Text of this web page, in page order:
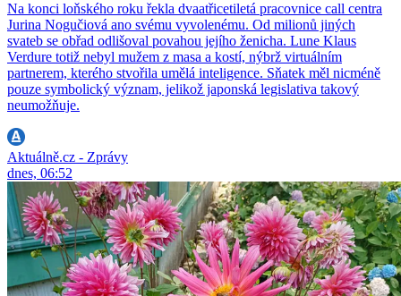
Na konci loňského roku řekla dvaatřicetiletá pracovnice call centra
Jurina Nogučiová ano svému vyvolenému. Od milionů jiných
svateb se obřad odlišoval povahou jejího ženicha. Lune Klaus
Verdure totiž nebyl mužem z masa a kostí, nýbrž virtuálním
partnerem, kterého stvořila umělá inteligence. Sňatek měl nicméně
pouze symbolický význam, jelikož japonská legislativa takový
neumožňuje.
Aktuálně.cz - Zprávy
dnes, 06:52